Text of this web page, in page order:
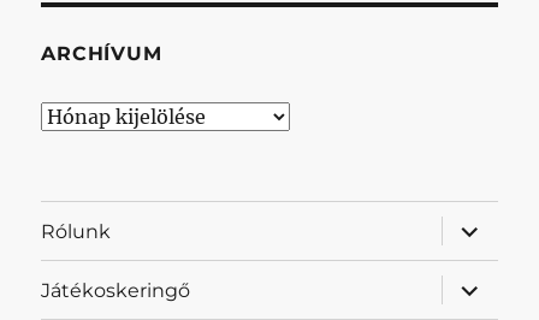
ARCHÍVUM
Archívum
Rólunk
almenü
Játékoskeringő
almenü